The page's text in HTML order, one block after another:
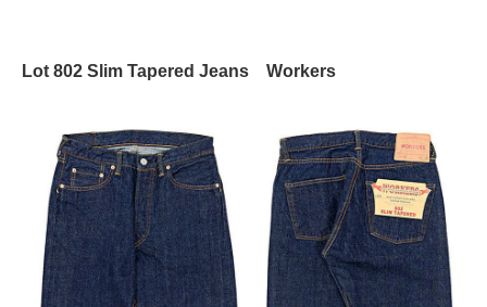
Lot 802 Slim Tapered Jeans Workers